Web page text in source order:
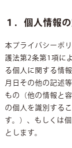
１．個人情報
本プライバシーポ
護法第2条第1項に
る個人に関する情
月日その他の記述
もの（他の情報と
の個人を識別する
す。）、もしくは
とします。